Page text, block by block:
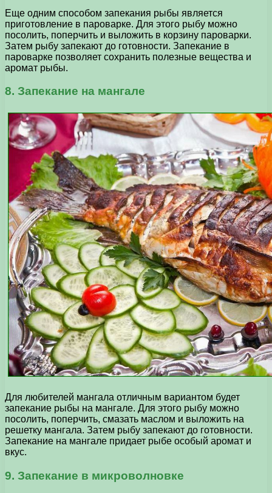
Еще одним способом запекания рыбы является
приготовление в пароварке. Для этого рыбу можно
посолить, поперчить и выложить в корзину пароварки.
Затем рыбу запекают до готовности. Запекание в
пароварке позволяет сохранить полезные вещества и
аромат рыбы.
8. Запекание на мангале
Для любителей мангала отличным вариантом будет
запекание рыбы на мангале. Для этого рыбу можно
посолить, поперчить, смазать маслом и выложить на
решетку мангала. Затем рыбу запекают до готовности.
Запекание на мангале придает рыбе особый аромат и
вкус.
9. Запекание в микроволновке